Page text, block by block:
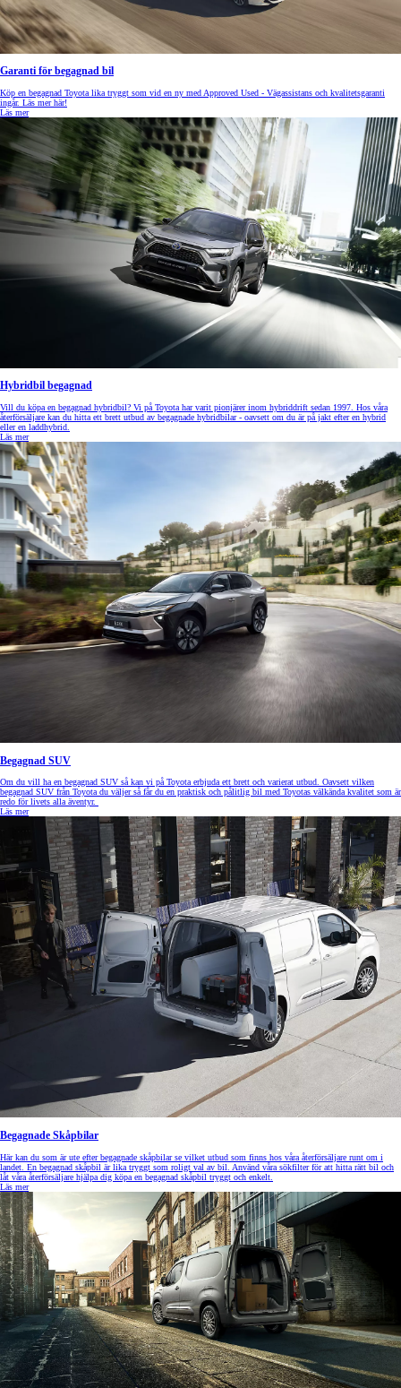
Garanti för begagnad bil
Köp en begagnad Toyota lika tryggt som vid en ny med Approved Used - Vägassistans och kvalitetsgaranti
ingår. Läs mer här!
Läs mer
Hybridbil begagnad
Vill du köpa en begagnad hybridbil? Vi på Toyota har varit pionjärer inom hybriddrift sedan 1997. Hos våra
återförsäljare kan du hitta ett brett utbud av begagnade hybridbilar - oavsett om du är på jakt efter en hybrid
eller en laddhybrid.
Läs mer
Begagnad SUV
Om du vill ha en begagnad SUV så kan vi på Toyota erbjuda ett brett och varierat utbud. Oavsett vilken
begagnad SUV från Toyota du väljer så får du en praktisk och pålitlig bil med Toyotas välkända kvalitet som är
redo för livets alla äventyr.
Läs mer
Begagnade Skåpbilar
Här kan du som är ute efter begagnade skåpbilar se vilket utbud som finns hos våra återförsäljare runt om i
landet. En begagnad skåpbil är lika tryggt som roligt val av bil. Använd våra sökfilter för att hitta rätt bil och
låt våra återförsäljare hjälpa dig köpa en begagnad skåpbil tryggt och enkelt.
Läs mer